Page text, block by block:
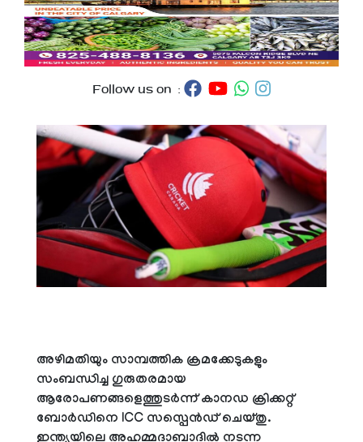
Follow us on :
അഴിമതിയും സാമ്പത്തിക ക്രമക്കേടുകളും
സംബന്ധിച്ച ഗുരുതരമായ
ആരോപണങ്ങളെത്തുടർന്ന് കാനഡ ക്രിക്കറ്റ്
ബോർഡിനെ ICC സസ്പെൻഡ് ചെയ്തു.